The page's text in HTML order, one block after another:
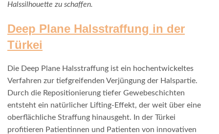
Halssilhouette zu schaffen.
Deep Plane Halsstraffung in der
Türkei
Die Deep Plane Halsstraffung ist ein hochentwickeltes
Verfahren zur tiefgreifenden Verjüngung der Halspartie.
Durch die Repositionierung tiefer Gewebeschichten
entsteht ein natürlicher Lifting-Effekt, der weit über eine
oberflächliche Straffung hinausgeht. In der Türkei
profitieren Patientinnen und Patienten von innovativen